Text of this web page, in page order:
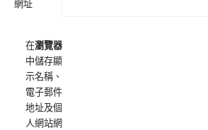
網址
在瀏覽器
中儲存顯
示名稱、
電子郵件
地址及個
人網站網